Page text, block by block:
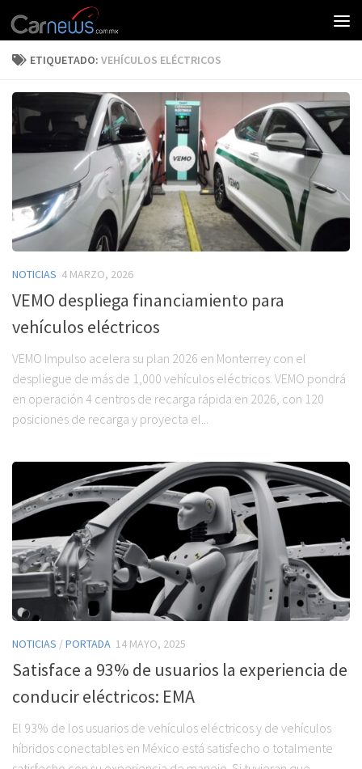
ETIQUETADO: VEHÍCULOS ELÉCTRICOS
NOTICIAS 4 MARZO, 2026
VEMO despliega financiamiento para
vehículos eléctricos
VEMO Impulso acelera su plan 2026 en Monterrey con el
despliegue de más de 1,000 vehículos eléctricos. VEMO pondrá
en operación 4 centros de recarga rápida en 2026, con 120
posiciones de recarga y proyecta el...
NOTICIAS /PORTADA 14 MAYO, 2025
Satisface a 93% de usuarios la experiencia de
conducir eléctricos: EMA
El 93% de los usuarios de vehículos eléctricos y de vehículos
híbridos conectables en México está satisfecho o totalmente